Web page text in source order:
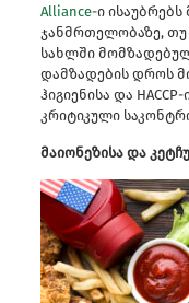
Alliance-ი ისაუბრებს
ჯანმრთელობაზე,
სახლში
დამზადების დროს
ჰიგიენისა და
კრიტიკული
მაიონეზისა და